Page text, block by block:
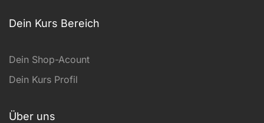
Dein Kurs Bereich
Dein Shop-Acount
Dein Kurs Profil
Über uns